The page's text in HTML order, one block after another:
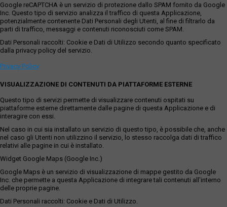
Google reCAPTCHA è un servizio di protezione dallo SPAM fornito da Google
Inc. Questo tipo di servizio analizza il traffico di questa Applicazione,
potenzialmente contenente Dati Personali degli Utenti, al fine di filtrarlo da
parti di traffico, messaggi e contenuti riconosciuti come SPAM.
Dati Personali raccolti: Cookie e Dati di Utilizzo secondo quanto specificato
dalla privacy policy del servizio.
Privacy Policy
VISUALIZZAZIONE DI CONTENUTI DA PIATTAFORME ESTERNE
Questo tipo di servizi permette di visualizzare contenuti ospitati su
piattaforme esterne direttamente dalle pagine di questa Applicazione e di
interagire con essi.
Nel caso in cui sia installato un servizio di questo tipo, è possibile che, anche
nel caso gli Utenti non utilizzino il servizio, lo stesso raccolga dati di traffico
relativi alle pagine in cui è installato.
Widget Google Maps (Google Inc.)
Google Maps è un servizio di visualizzazione di mappe gestito da Google
Inc. che permette a questa Applicazione di integrare tali contenuti all'interno
delle proprie pagine.
Dati Personali raccolti: Cookie e Dati di Utilizzo.